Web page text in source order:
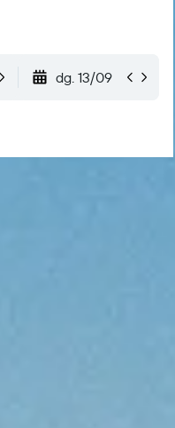
dg. 13/09